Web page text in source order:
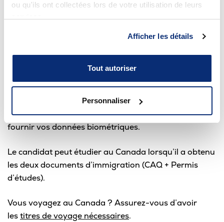
ou qu'ils ont collectées lors de votre utilisation de leurs
Afficher les détails
Tout autoriser
Personnaliser
Lorsque le CAQ est obtenu, il est possible de débuter
L’AVIS D’ADMISSION est nécessaire pour obtenir ce
Les frais de traitement sont de 150 $ (100 €). Il faut
également prévoir des frais de 85 $ (60 €) pour
fournir vos données biométriques.
Le candidat peut étudier au Canada lorsqu’il a obtenu
les deux documents d’immigration (CAQ + Permis
d’études).
Vous voyagez au Canada ? Assurez-vous d’avoir
lestitres de voyage nécessaires.